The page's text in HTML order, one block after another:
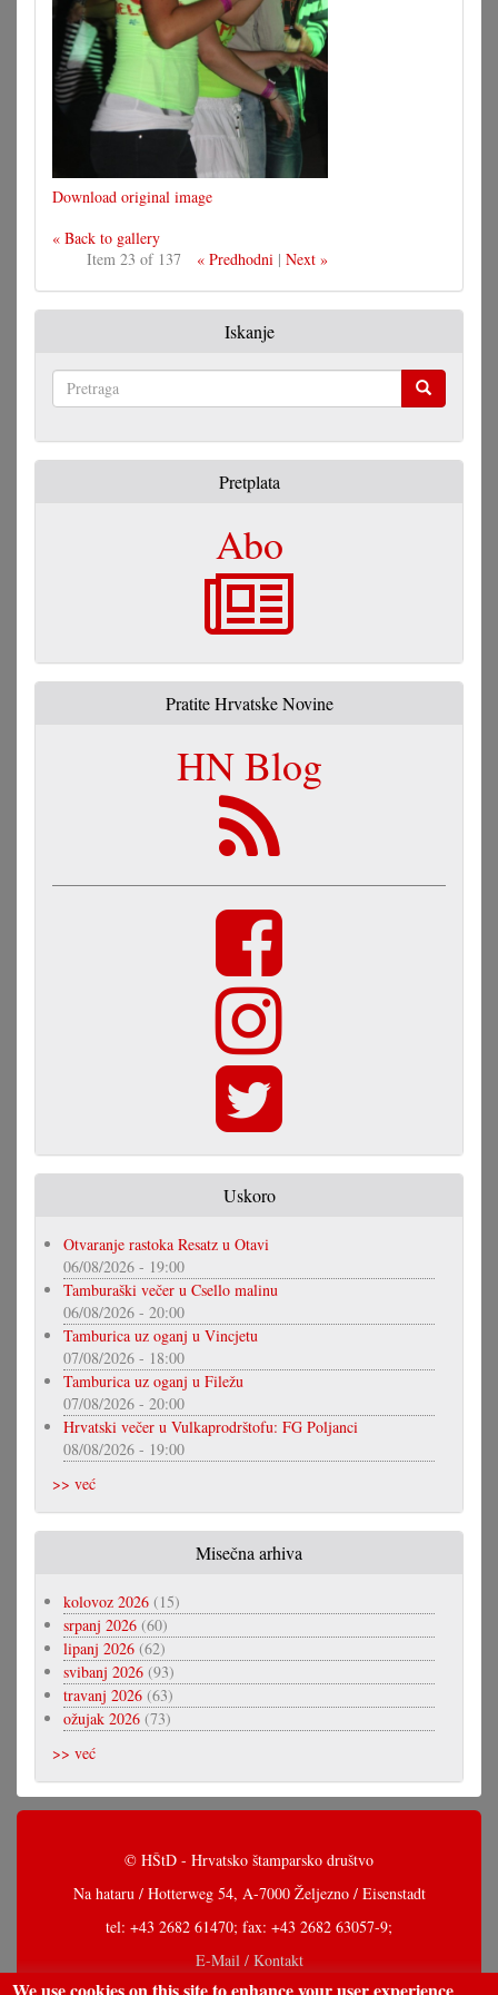
Download original image
« Back to gallery
Item 23 of 137
« Predhodni | Next »
Iskanje
Pretplata
Abo
Pratite Hrvatske Novine
HN Blog
Uskoro
Otvaranje rastoka Resatz u Otavi
06/08/2026 - 19:00
Tamburaški večer u Csello malinu
06/08/2026 - 20:00
Tamburica uz oganj u Vincjetu
07/08/2026 - 18:00
Tamburica uz oganj u Filežu
07/08/2026 - 20:00
Hrvatski večer u Vulkaprodrštofu: FG Poljanci
08/08/2026 - 19:00
>> već
Misečna arhiva
kolovoz 2026 (15)
srpanj 2026 (60)
lipanj 2026 (62)
svibanj 2026 (93)
travanj 2026 (63)
ožujak 2026 (73)
>> već
© HŠtD - Hrvatsko štamparsko društvo
Na hataru / Hotterweg 54, A-7000 Željezno / Eisenstadt
tel: +43 2682 61470; fax: +43 2682 63057-9;
E-Mail / Kontakt